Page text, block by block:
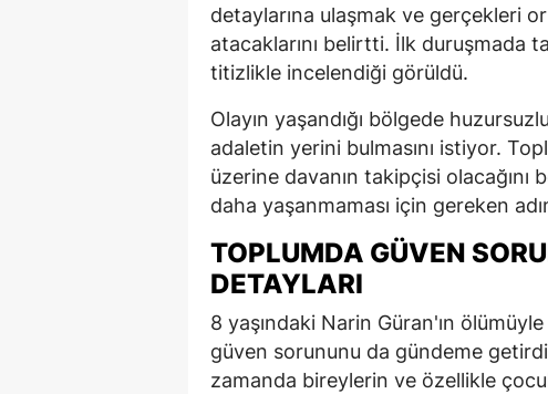
detaylarına ulaşmak ve gerçekleri
atacaklarını belirtti. İlk duruşmada
titizlikle incelendiği görüldü.
Olayın yaşandığı bölgede
adaletin yerini bulmasını istiyor.
üzerine davanın takipçisi
daha yaşanmaması için gereken
TOPLUMDA GÜVEN
DETAYLARI
8 yaşındaki Narin Güran'ın
güven sorununu da gündeme
zamanda bireylerin ve özellikle